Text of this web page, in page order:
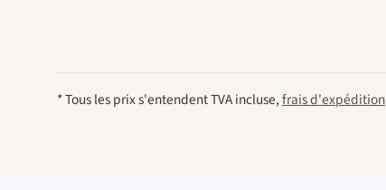
* Tous les prix s'entendent TVA incluse,frais d'expédition